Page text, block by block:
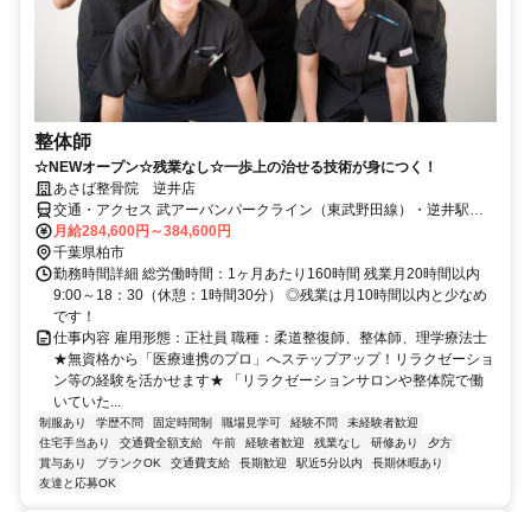
整体師
☆NEWオープン☆残業なし☆一歩上の治せる技術が身につく！
あさば整骨院 逆井店
交通・アクセス 武アーバンパークライン（東武野田線）・逆井駅か
ら徒歩6分（スクールIE逆井校近く）
月給284,600円～384,600円
千葉県柏市
勤務時間詳細 総労働時間：1ヶ月あたり160時間 残業月20時間以内
9:00～18：30（休憩：1時間30分） ◎残業は月10時間以内と少なめ
です！
仕事内容 雇用形態：正社員 職種：柔道整復師、整体師、理学療法士
★無資格から「医療連携のプロ」へステップアップ！リラクゼーショ
ン等の経験を活かせます★ 「リラクゼーションサロンや整体院で働
いていた...
制服あり 学歴不問 固定時間制 職場見学可 経験不問
未経験者歓迎
住宅手当あり
交通費全額支給 午前 経験者歓迎 残業なし 研修あり
夕方
賞与あり
ブランクOK 交通費支給 長期歓迎 駅近5分以内
長期休暇あり
友達と応募OK